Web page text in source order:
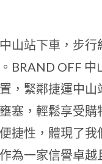
山站下車，步行
BRAND OFF 中
，緊鄰捷運中山
塞，輕鬆享受購
捷性，體現了我
為一家信譽卓越